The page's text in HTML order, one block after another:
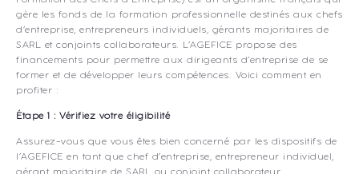
gère les fonds de la formation professionnelle destinés aux chefs
d’entreprise, entrepreneurs individuels, gérants majoritaires de
SARL et conjoints collaborateurs. L’AGEFICE propose des
financements pour permettre aux dirigeants d’entreprise de se
former et de développer leurs compétences. Voici comment en
profiter :
Étape 1 : Vérifiez votre éligibilité
Assurez-vous que vous êtes bien concerné par les dispositifs de
l’AGEFICE en tant que chef d’entreprise, entrepreneur individuel,
gérant majoritaire de SARL ou conjoint collaborateur.